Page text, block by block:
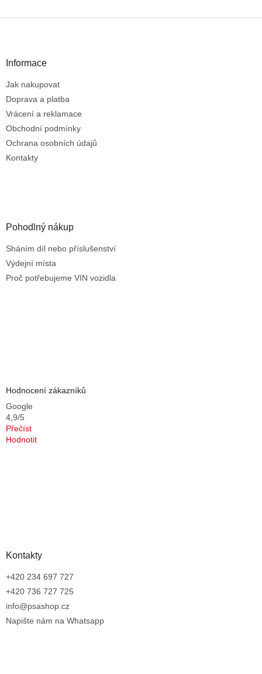
Informace
Jak nakupovat
Doprava a platba
Vrácení a reklamace
Obchodní podmínky
Ochrana osobních údajů
Kontakty
Pohodlný nákup
Sháním díl nebo příslušenství
Výdejní místa
Proč potřebujeme VIN vozidla
Hodnocení zákazníků
Google
4,9/5
Přečíst
Hodnotit
Kontakty
+420 234 697 727
+420 736 727 725
info@psashop.cz
Napište nám na Whatsapp